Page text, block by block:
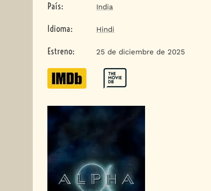
País: India
Idioma: Hindi
Estreno: 25 de diciembre de 2025